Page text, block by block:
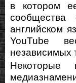
в котором
английском
YouTube
независимых
Некоторые